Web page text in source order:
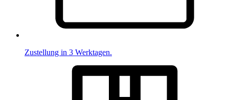
Zustellung in 3 Werktagen.